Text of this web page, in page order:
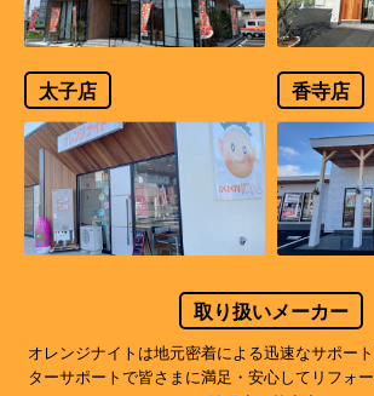
太子店 香寺店
取り扱いメーカー
オレンジナイトは地元密着による迅速なサポー
ターサポートで皆さまに満足・安心してリフォ